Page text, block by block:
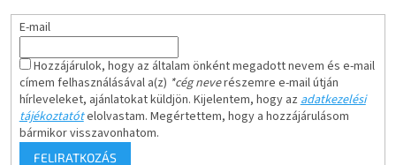
E-mail
Hozzájárulok, hogy az általam önként megadott nevem és e-mail
címem felhasználásával a(z) *cég neverészemre e-mail útján
hírleveleket, ajánlatokat küldjön. Kijelentem, hogy azadatkezelési
tájékoztatótelolvastam. Megértettem, hogy a hozzájárulásom
bármikor visszavonhatom.
FELIRATKOZÁS